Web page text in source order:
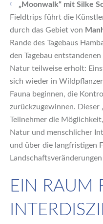
„Moonwalk“ mit Silke
Fieldtrips führt die
durch das Gebiet von
Rande des Tagebaus
den Tagebau
Natur teilweise erholt:
sich wieder in
Fauna beginnen, die
zurückzugewinnen. Dieser
Teilnehmer die
Natur und menschlicher
und über die langfristigen
EIN RAUM